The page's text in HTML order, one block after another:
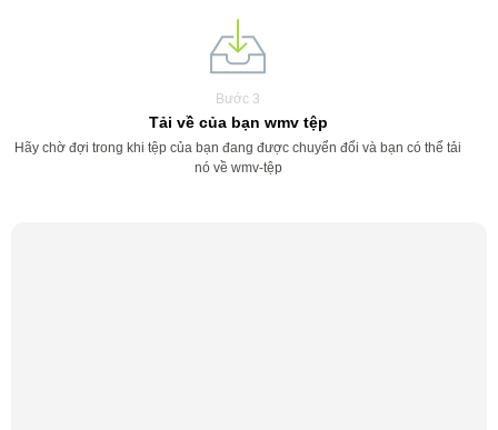
Bước 3
Tải về của bạn wmv tệp
Hãy chờ đợi trong khi tệp của bạn đang được chuyển đổi và bạn có thể tải
nó về wmv-tệp